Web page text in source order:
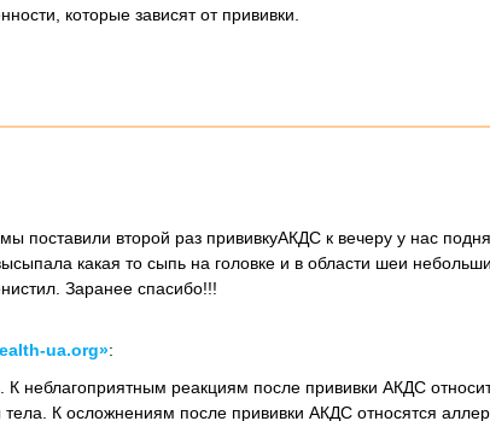
которые зависят от прививки.
поставили второй раз прививкуАКДС к вечеру у нас
какая то сыпь на головке и в области шеи
Заранее спасибо!!!
ua.org»:
К неблагоприятным реакциям после прививки АКДС
К осложнениям после прививки АКДС относятся